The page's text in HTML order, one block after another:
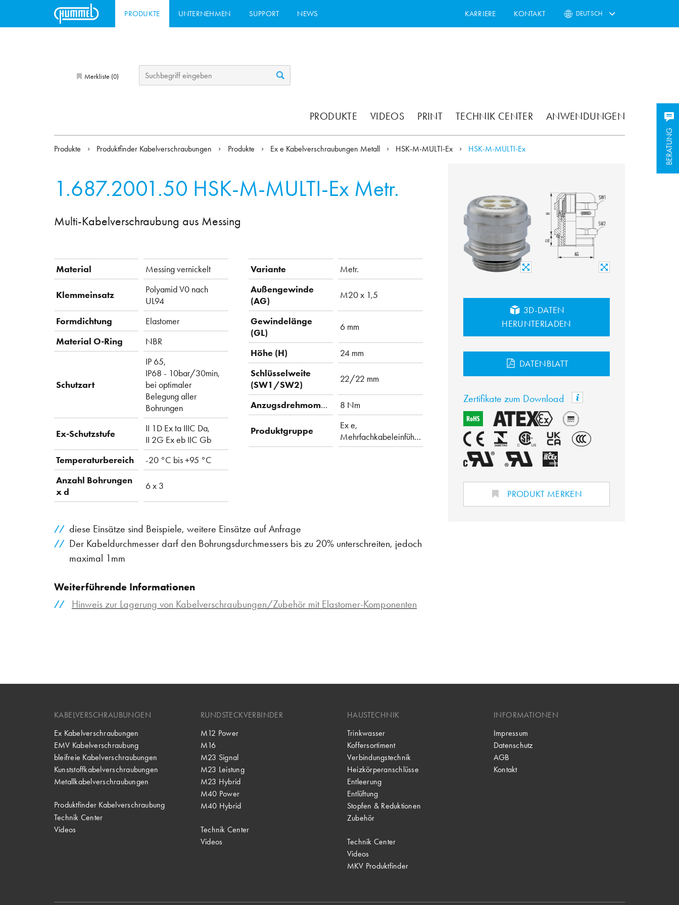
PRODUKTE UNTERNEHMEN SUPPORT NEWS KARRIERE KONTAKT DEUTSCH
Merkliste (0)
PRODUKTE VIDEOS PRINT TECHNIK CENTER ANWENDUNGEN
BERATUNG
Produkte Produktfinder Kabelverschraubungen Produkte Ex e Kabelverschraubungen Metall HSK-M-MULTI-Ex HSK-M-MULTI-Ex
1.687.2001.50 HSK-M-MULTI-Ex Metr.
Multi-Kabelverschraubung aus Messing
Material Messing vernickelt
Klemmeinsatz
Polyamid V0 nach
UL94
Formdichtung
Elastomer
Material O-Ring
NBR
Schutzart
IP 65,
IP68 - 10bar/30min,
bei optimaler
Belegung aller
Bohrungen
Ex-Schutzstufe
II 1D Ex ta IIIC Da,
II 2G Ex eb IIC Gb
Temperaturbereich
-20 °C bis +95 °C
Anzahl Bohrungen
x d
6 x 3
Variante
Metr.
Außengewinde
(AG)
M20 x 1,5
Gewindelänge
(GL)
6 mm
Höhe (H)
24 mm
Schlüsselweite
(SW1/SW2)
22/22 mm
Anzugsdrehmoment 8 Nm
Produktgruppe
Ex e,
Mehrfachkabeleinführung
diese Einsätze sind Beispiele, weitere Einsätze auf Anfrage
Der Kabeldurchmesser darf den Bohrungsdurchmessers bis zu 20% unterschreiten, jedoch
maximal 1mm
Weiterführende Informationen
Hinweis zur Lagerung von Kabelverschraubungen/Zubehör mit Elastomer-Komponenten
3D-DATEN
HERUNTERLADEN
DATENBLATT
Zertifikate zum Download
PRODUKT MERKEN
KABELVERSCHRAUBUNGEN
Ex Kabelverschraubungen
EMV Kabelverschraubung
bleifreie Kabelverschraubungen
Kunststoffkabelverschraubungen
Metallkabelverschraubungen
Produktfinder Kabelverschraubung
Technik Center
Videos
RUNDSTECKVERBINDER
M12 Power
M16
M23 Signal
M23 Leistung
M23 Hybrid
M40 Power
M40 Hybrid
Technik Center
Videos
HAUSTECHNIK
Trinkwasser
Koffersortiment
Verbindungstechnik
Heizkörperanschlüsse
Entleerung
Entlüftung
Stopfen & Reduktionen
Zubehör
Technik Center
Videos
MKV Produktfinder
INFORMATIONEN
Impressum
Datenschutz
AGB
Kontakt